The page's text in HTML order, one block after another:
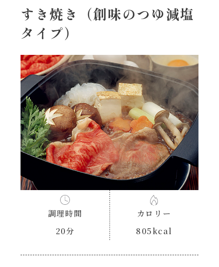
果実のレシピ
朝シャン（ごはん派）
朝シャン（パン派）
ヘルシー（150kcal以下）
時短（調理時間10分以下）
お弁当
おつまみ/おやつ
あえるハコネーゼミートソース
あえるハコネーゼナポリタン
あえるハコネーゼジェノベーゼ
あえるハコネーゼペペロンチーノ
あえるハコネーゼたらこクリーム
シャンタンシリーズ
すき焼き（創味のつゆ減塩
タイプ）
調理時間
20分
カロリー
805kcal